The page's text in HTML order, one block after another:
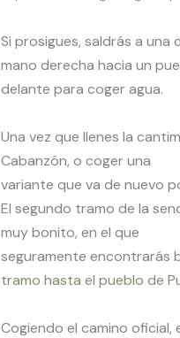
Si prosigues, saldrás a
mano derecha hacia un
delante para coger agua.
Una vez que llenes la
Cabanzón, o coger una
variante que va de nuevo
El segundo tramo de la
muy bonito, en el que
seguramente encontrarás
tramo hasta el pueblo de
Cogiendo el camino